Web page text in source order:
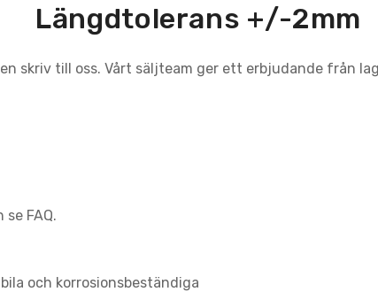
Längdtolerans +/-2mm
skriv till oss. Vårt säljteam ger ett erbjudande från
FAQ.
och korrosionsbeständiga